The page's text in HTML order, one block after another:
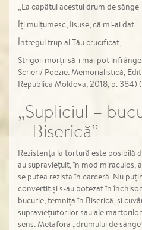
„La capătul acestui drum de sânge
Îți mulțumesc, Iisuse, că mi-ai dat
Întregul trup al Tău crucificat,
Strigoii morții să-i mai pot
Scrieri/ Poezie. Memorialistică,
Republica Moldova, 2018, p. 384)
„Supliciul –
– Biserică”
Rezistența la tortură este posibilă
au supraviețuit, în mod miraculos,
se putea rezista în carceră. Nu
convertit și s-au botezat în
bucurie, temnița în Biserică, și
supraviețuitorilor sau ale
sens. Metafora „drumului de